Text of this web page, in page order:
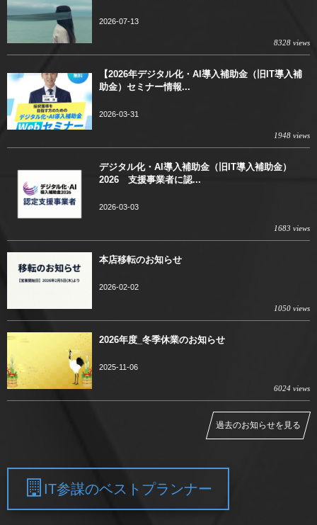
2026-07-13
8328 views
【2026年デジタル化・AI導入補助金（旧IT導入補
助金）セミナー情報...
2026-03-31
1948 views
デジタル化・AI導入補助金（旧IT導入補助金）
2026 支援事業者に認...
2026-03-03
1683 views
本店移転のお知らせ
2026-02-02
1050 views
2026年度_冬季休業のお知らせ
2025-11-06
6024 views
過去のお知らせを見る
IT参謀のベストプランナー